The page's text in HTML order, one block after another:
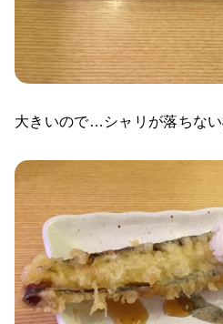
大きいので…シャリが落ちな